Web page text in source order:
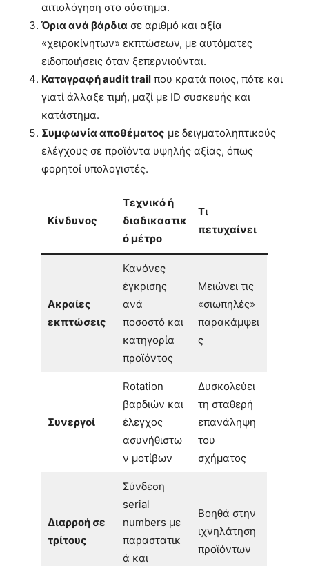
αιτιολόγηση στο σύστημα.
Όρια ανά βάρδια σε αριθμό και αξία
«χειροκίνητων» εκπτώσεων, με αυτόματες
ειδοποιήσεις όταν ξεπερνιούνται.
Καταγραφή audit trail που κρατά ποιος, πότε και
γιατί άλλαξε τιμή, μαζί με ID συσκευής και
κατάστημα.
Συμφωνία αποθέματος με δειγματοληπτικούς
ελέγχους σε προϊόντα υψηλής αξίας, όπως
φορητοί υπολογιστές.
Κίνδυνος
Τεχνικό ή
διαδικαστικ
ό μέτρο
Τι
πετυχαίνει
Ακραίες
εκπτώσεις
Κανόνες
έγκρισης
ανά
ποσοστό και
κατηγορία
προϊόντος
Μειώνει τις
«σιωπηλές»
παρακάμψει
ς
Συνεργοί
Rotation
βαρδιών και
έλεγχος
ασυνήθιστω
ν μοτίβων
Δυσκολεύει
τη σταθερή
επανάληψη
του
σχήματος
Διαρροή σε
τρίτους
Σύνδεση
serial
numbers με
παραστατικ
ά και
Βοηθά στην
ιχνηλάτηση
προϊόντων